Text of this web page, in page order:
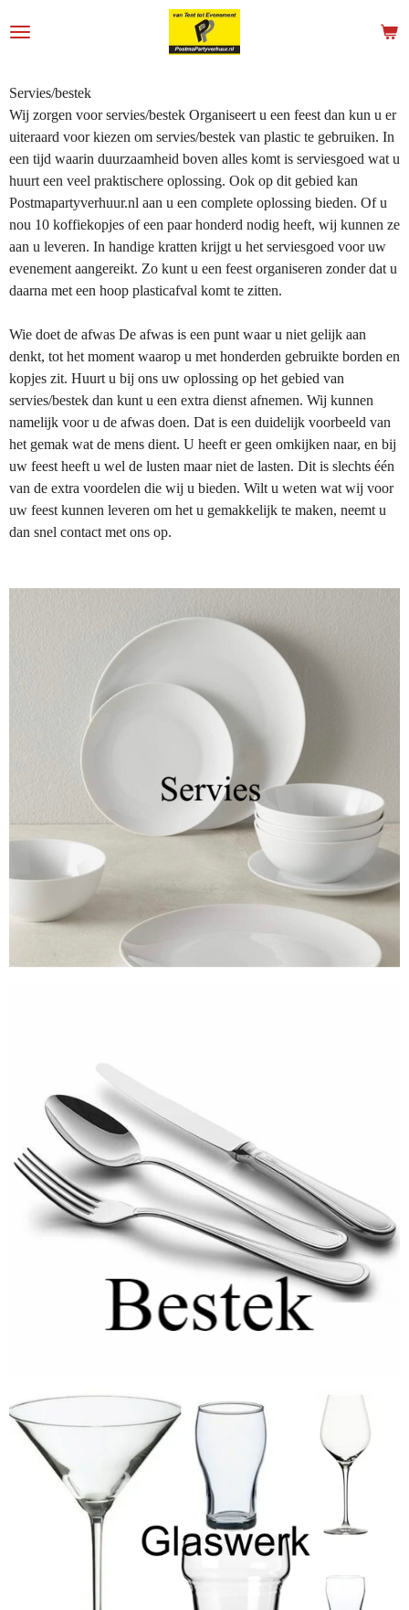
direct
de
hoofdinhoud
Servies/bestek
Wij zorgen voor servies/bestek Organiseert u een feest dan kun u er
uiteraard voor kiezen om servies/bestek van plastic te gebruiken. In
een tijd waarin duurzaamheid boven alles komt is serviesgoed wat u
huurt een veel praktischere oplossing. Ook op dit gebied kan
Postmapartyverhuur.nl aan u een complete oplossing bieden. Of u
nou 10 koffiekopjes of een paar honderd nodig heeft, wij kunnen ze
aan u leveren. In handige kratten krijgt u het serviesgoed voor uw
evenement aangereikt. Zo kunt u een feest organiseren zonder dat u
daarna met een hoop plasticafval komt te zitten.
Wie doet de afwas De afwas is een punt waar u niet gelijk aan
denkt, tot het moment waarop u met honderden gebruikte borden en
kopjes zit. Huurt u bij ons uw oplossing op het gebied van
servies/bestek dan kunt u een extra dienst afnemen. Wij kunnen
namelijk voor u de afwas doen. Dat is een duidelijk voorbeeld van
het gemak wat de mens dient. U heeft er geen omkijken naar, en bij
uw feest heeft u wel de lusten maar niet de lasten. Dit is slechts één
van de extra voordelen die wij u bieden. Wilt u weten wat wij voor
uw feest kunnen leveren om het u gemakkelijk te maken, neemt u
dan snel contact met ons op.